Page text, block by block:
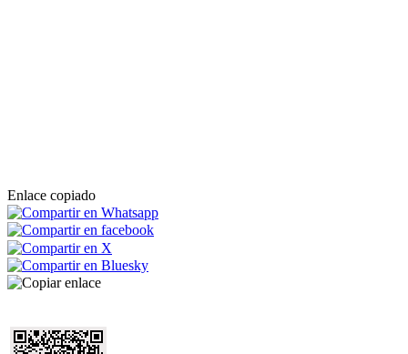
Enlace copiado